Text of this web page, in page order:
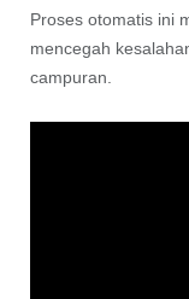
Proses otomatis ini
mencegah
campuran.